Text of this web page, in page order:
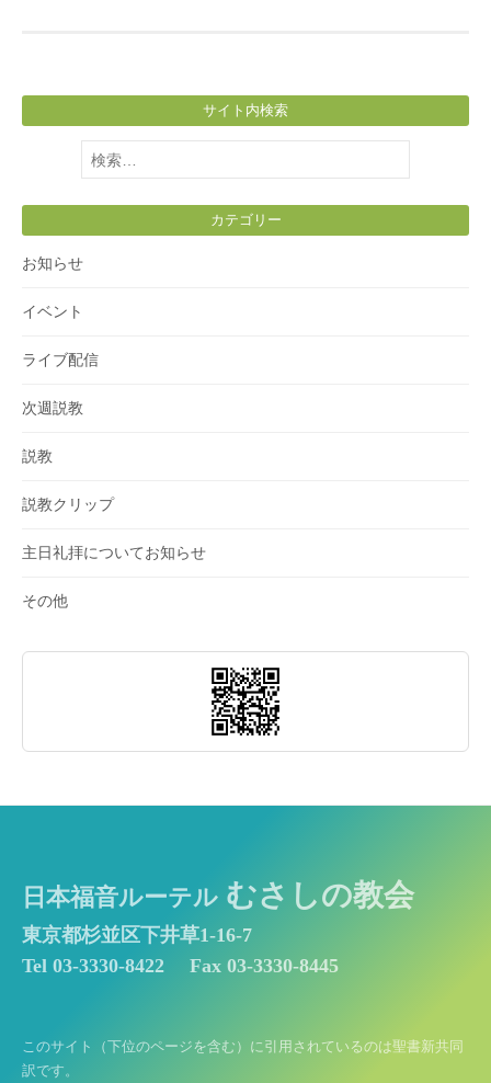
サイト内検索
検
索:
カテゴリー
お知らせ
イベント
ライブ配信
次週説教
説教
説教クリップ
主日礼拝についてお知らせ
その他
日本福音ルーテル むさしの教会
東京都杉並区下井草1-16-7
Tel 03-3330-8422
Fax 03-3330-8445
このサイト（下位のページを含む）に引用されているのは聖書新共同
訳です。